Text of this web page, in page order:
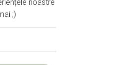
noastre
;)